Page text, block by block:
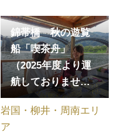
錦帯橋 秋の遊覧
船「喫茶舟」
（2025年度より運
航しておりませ…
岩国・柳井・周南エリ
ア